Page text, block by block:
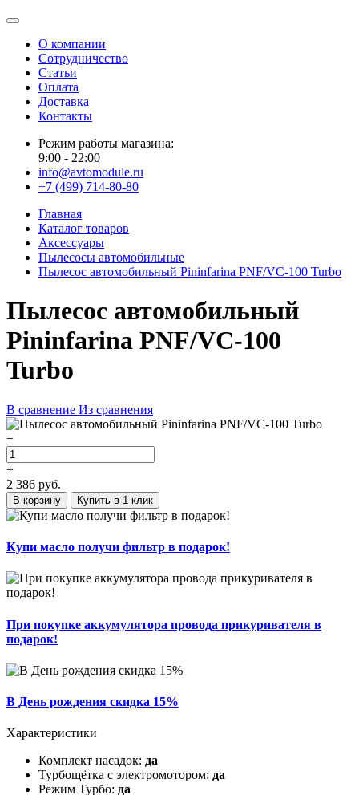
О компании
Сотрудничество
Статьи
Оплата
Доставка
Контакты
Режим работы магазина:
9:00 - 22:00
info@avtomodule.ru
+7 (499) 714-80-80
Главная
Каталог товаров
Аксессуары
Пылесосы автомобильные
Пылесос автомобильный Pininfarina PNF/VC-100 Turbo
Пылесос автомобильный
Pininfarina PNF/VC-100
Turbo
В сравнение Из сравнения
−
+
2 386 руб.
В корзину Купить в 1 клик
Купи масло получи фильтр в подарок!
При покупке аккумулятора провода прикуривателя в
подарок!
В День рождения скидка 15%
Характеристики
Комплект насадок: да
Турбощётка с электромотором: да
Режим Турбо: да